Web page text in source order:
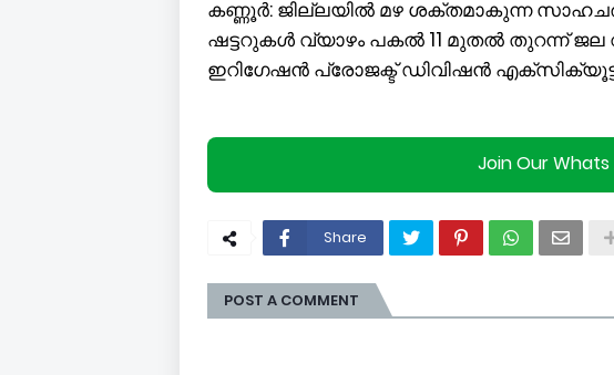
കണ്ണൂർ: ജില്ലയിൽ മഴ ശക്തമാകുന്ന
ഷട്ടറുകൾ വ്യാഴം പകൽ 11 മുതൽ തുറന്ന് ജല
ഇറിഗേഷൻ പ്രോജക്ട് ഡിവിഷൻ
Join Our
Share
POST A COMMENT